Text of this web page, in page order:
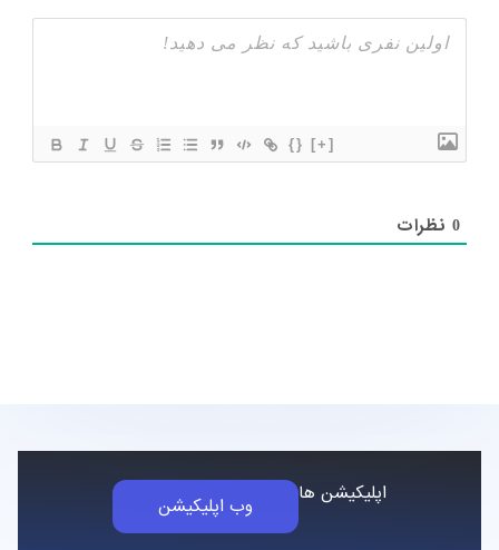
{} [+]
0 نظرات
اپلیکیشن ها وب اپلیکیشن